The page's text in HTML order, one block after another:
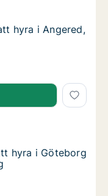
hyra i Angered,
Eriksbo
hyra i Angered,
hyra i Angered,
hyra i Angered,
hyra i Göteborg
Centrum,
hyra i Göteborg
hyra i Göteborg
hyra i Göteborg